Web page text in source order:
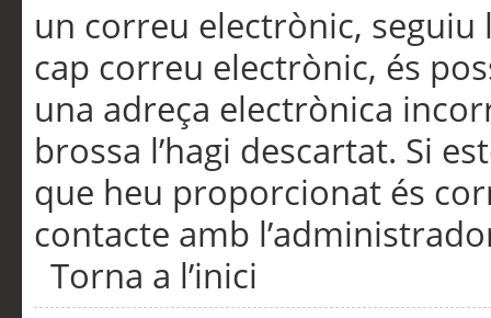
un correu electrònic,
cap correu electrònic, és
una adreça electrònica
brossa l’hagi descartat. Si
que heu proporcionat és
contacte amb
Torna a l’inici